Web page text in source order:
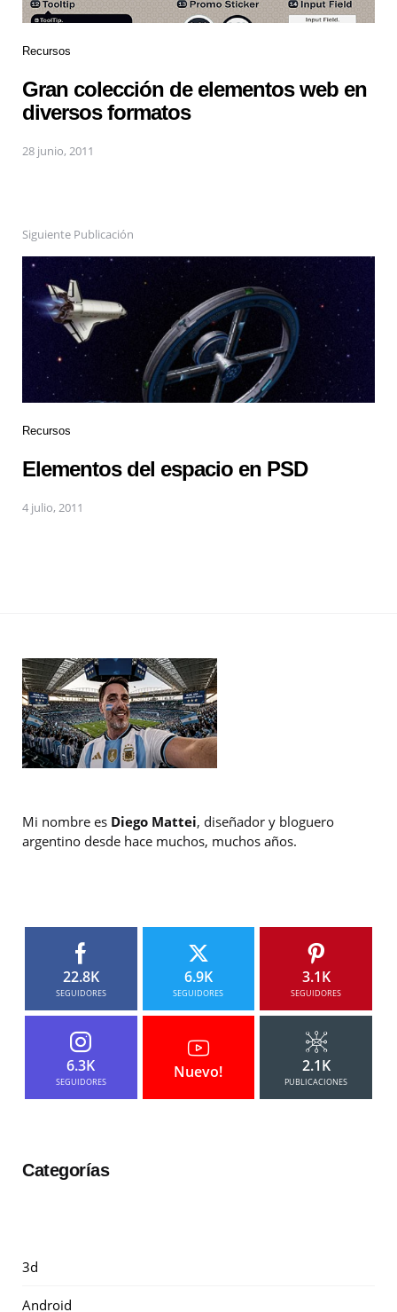
Recursos
Gran colección de elementos web en
diversos formatos
28 junio, 2011
Siguiente Publicación
Recursos
Elementos del espacio en PSD
4 julio, 2011
Mi nombre es Diego Mattei, diseñador y bloguero
argentino desde hace muchos, muchos años.
22.8K
SEGUIDORES
6.9K
SEGUIDORES
3.1K
SEGUIDORES
6.3K
SEGUIDORES
Nuevo! 2.1K
PUBLICACIONES
Categorías
3d
Android